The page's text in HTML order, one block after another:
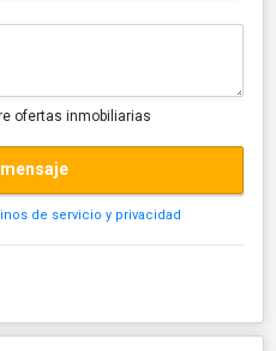
ofertas inmobiliarias
de servicio y privacidad